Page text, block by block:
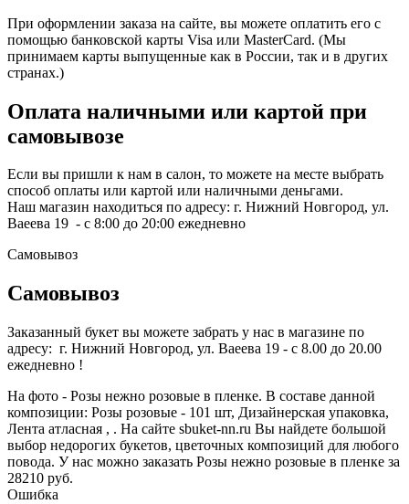
При оформлении заказа на сайте, вы можете оплатить его с
помощью банковской карты Visa или MasterCard. (Мы
принимаем карты выпущенные как в России, так и в других
странах.)
Оплата наличными или картой при
самовывозе
Если вы пришли к нам в салон, то можете на месте выбрать
способ оплаты или картой или наличными деньгами.
Наш магазин находиться по адресу: г. Нижний Новгород, ул.
Ваеева 19 - с 8:00 до 20:00 ежедневно
Самовывоз
Самовывоз
Заказанный букет вы можете забрать у нас в магазине по
адресу: г. Нижний Новгород, ул. Ваеева 19 - с 8.00 до 20.00
ежедневно !
На фото - Розы нежно розовые в пленке. В составе данной
композиции: Розы розовые - 101 шт, Дизайнерская упаковка,
Лента атласная , . На сайте sbuket-nn.ru Вы найдете большой
выбор недорогих букетов, цветочных композиций для любого
повода. У нас можно заказать Розы нежно розовые в пленке за
28210 руб.
Ошибка